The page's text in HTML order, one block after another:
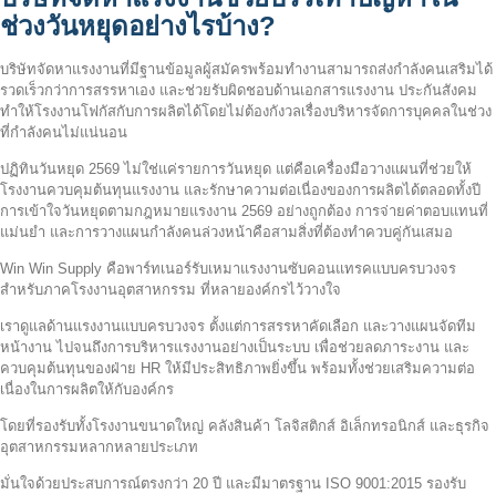
ช่วงวันหยุดอย่างไรบ้าง?
บริษัทจัดหาแรงงานที่มีฐานข้อมูลผู้สมัครพร้อมทำงานสามารถส่งกำลังคนเสริมได้
รวดเร็วกว่าการสรรหาเอง และช่วยรับผิดชอบด้านเอกสารแรงงาน ประกันสังคม
ทำให้โรงงานโฟกัสกับการผลิตได้โดยไม่ต้องกังวลเรื่องบริหารจัดการบุคคลในช่วง
ที่กำลังคนไม่แน่นอน
ปฏิทินวันหยุด 2569 ไม่ใช่แค่รายการวันหยุด แต่คือเครื่องมือวางแผนที่ช่วยให้
โรงงานควบคุมต้นทุนแรงงาน และรักษาความต่อเนื่องของการผลิตได้ตลอดทั้งปี
การเข้าใจวันหยุดตามกฎหมายแรงงาน 2569 อย่างถูกต้อง การจ่ายค่าตอบแทนที่
แม่นยำ และการวางแผนกำลังคนล่วงหน้าคือสามสิ่งที่ต้องทำควบคู่กันเสมอ
Win Win Supply คือพาร์ทเนอร์รับเหมาแรงงานซับคอนแทรคแบบครบวงจร
สำหรับภาคโรงงานอุตสาหกรรม ที่หลายองค์กรไว้วางใจ
เราดูแลด้านแรงงานแบบครบวงจร ตั้งแต่การสรรหาคัดเลือก และวางแผนจัดทีม
หน้างาน ไปจนถึงการบริหารแรงงานอย่างเป็นระบบ เพื่อช่วยลดภาระงาน และ
ควบคุมต้นทุนของฝ่าย HR ให้มีประสิทธิภาพยิ่งขึ้น พร้อมทั้งช่วยเสริมความต่อ
เนื่องในการผลิตให้กับองค์กร
โดยที่รองรับทั้งโรงงานขนาดใหญ่ คลังสินค้า โลจิสติกส์ อิเล็กทรอนิกส์ และธุรกิจ
อุตสาหกรรมหลากหลายประเภท
มั่นใจด้วยประสบการณ์ตรงกว่า 20 ปี และมีมาตรฐาน ISO 9001:2015 รองรับ